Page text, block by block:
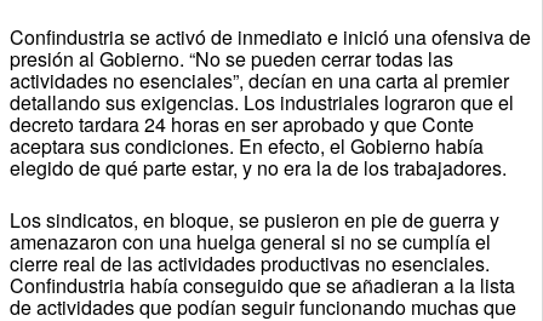
Confindustria se activó de inmediato e inició una ofensiva de
presión al Gobierno. “No se pueden cerrar todas las
actividades no esenciales”, decían en una carta al premier
detallando sus exigencias. Los industriales lograron que el
decreto tardara 24 horas en ser aprobado y que Conte
aceptara sus condiciones. En efecto, el Gobierno había
elegido de qué parte estar, y no era la de los trabajadores.
Los sindicatos, en bloque, se pusieron en pie de guerra y
amenazaron con una huelga general si no se cumplía el
cierre real de las actividades productivas no esenciales.
Confindustria había conseguido que se añadieran a la lista
de actividades que podían seguir funcionando muchas que